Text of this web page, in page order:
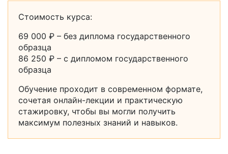
Стоимость курса:
69 000 ₽ – без диплома государственного
образца
86 250 ₽ – с дипломом государственного
образца
Обучение проходит в современном формате,
сочетая онлайн-лекции и практическую
стажировку, чтобы вы могли получить
максимум полезных знаний и навыков.